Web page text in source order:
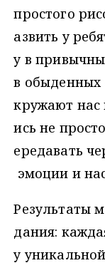
простого
азвить у
у в
в обыденных
кружают нас
ись не
ередавать
эмоции и
Результаты
дания:
у